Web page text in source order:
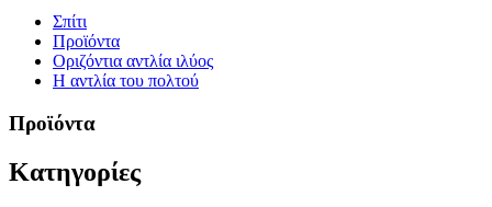
Σπίτι
Προϊόντα
Οριζόντια αντλία ιλύος
Η αντλία του πολτού
Προϊόντα
Κατηγορίες